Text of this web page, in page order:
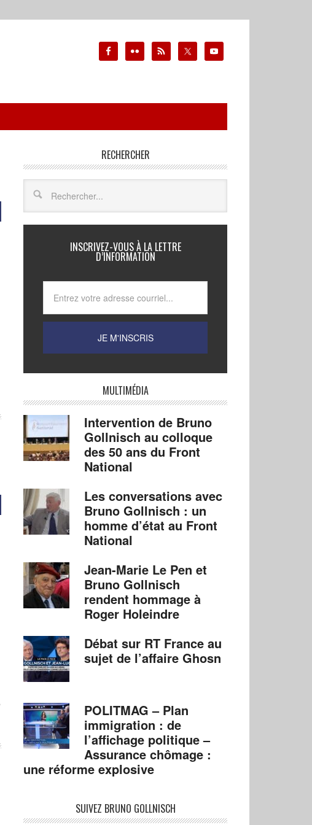
RECHERCHER
INSCRIVEZ-VOUS À LA LETTRE
D’INFORMATION
MULTIMÉDIA
Intervention de Bruno
Gollnisch au colloque
des 50 ans du Front
National
Les conversations avec
Bruno Gollnisch : un
homme d’état au Front
National
Jean-Marie Le Pen et
Bruno Gollnisch
rendent hommage à
Roger Holeindre
Débat sur RT France au
sujet de l’affaire Ghosn
POLITMAG – Plan
immigration : de
l’affichage politique –
Assurance chômage :
une réforme explosive
SUIVEZ BRUNO GOLLNISCH